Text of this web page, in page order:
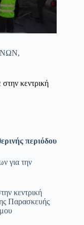
,
κεντρική
περιόδου
για την
κεντρική
Παρασκευής